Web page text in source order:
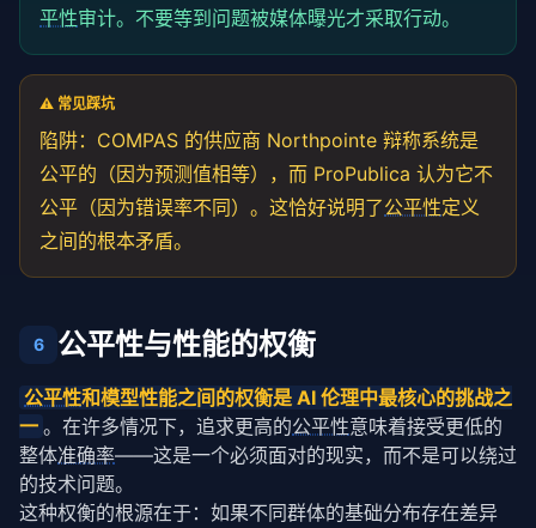
平性审计。不要等到问题被媒体曝光才采取行动。
⚠️ 常见踩坑
陷阱：COMPAS 的供应商 Northpointe 辩称系统是
公平的（因为预测值相等），而 ProPublica 认为它不
公平（因为错误率不同）。这恰好说明了公平性定义
之间的根本矛盾。
6 公平性与性能的权衡
公平性和模型性能之间的权衡是 AI 伦理中最核心的挑战之
一 。在许多情况下，追求更高的公平性意味着接受更低的
整体准确率——这是一个必须面对的现实，而不是可以绕过
的技术问题。
这种权衡的根源在于：如果不同群体的基础分布存在差异